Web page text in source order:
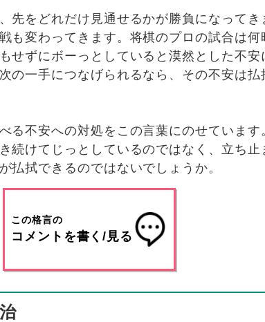
先をどれだけ見通せるかが勝負になって
も変わってきます。将棋のプロの試合は
せずにボーっとしていると漠然とした不
の一手につなげられるなら、その不安は
る不安への対処をこの言葉にのせています
続けてじっとしているのではなく、立ち
払拭できるのではないでしょうか。
この格言の
コメントを書く/見る